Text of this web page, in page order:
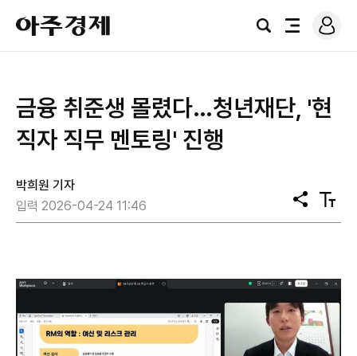
아
주
경
검
전
로
그
금융 취준생 몰렸다…청년재단, '현
직자 직무 멘토링' 진행
박희원 기자
입력 2026-04-24 11:46
공
유
텍
스